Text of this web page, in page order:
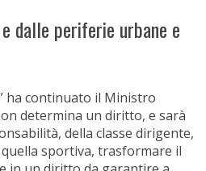
dalle periferie urbane e
ha continuato il Ministro
determina un diritto, e sarà
della classe dirigente,
sportiva, trasformare il